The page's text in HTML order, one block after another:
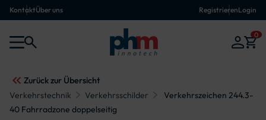
KontaktÜber uns RegistrierenLogin
0
Zurück zur Übersicht
Verkehrstechnik
Verkehrsschilder
Verkehrszeichen 244.3-
40 Fahrradzone doppelseitig